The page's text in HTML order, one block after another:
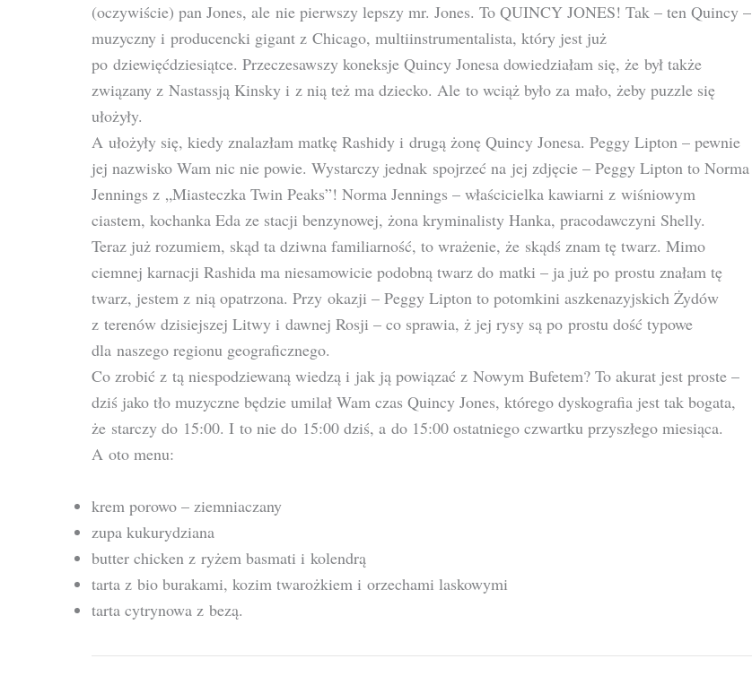
(oczywiście) pan Jones, ale nie pierwszy lepszy mr. Jones. To QUINCY JONES! Tak – ten Quincy –
muzyczny i producencki gigant z Chicago, multiinstrumentalista, który jest już
po dziewięćdziesiątce. Przeczesawszy koneksje Quincy Jonesa dowiedziałam się, że był także
związany z Nastassją Kinsky i z nią też ma dziecko. Ale to wciąż było za mało, żeby puzzle się
ułożyły.
A ułożyły się, kiedy znalazłam matkę Rashidy i drugą żonę Quincy Jonesa. Peggy Lipton – pewnie
jej nazwisko Wam nic nie powie. Wystarczy jednak spojrzeć na jej zdjęcie – Peggy Lipton to Norma
Jennings z „Miasteczka Twin Peaks”! Norma Jennings – właścicielka kawiarni z wiśniowym
ciastem, kochanka Eda ze stacji benzynowej, żona kryminalisty Hanka, pracodawczyni Shelly.
Teraz już rozumiem, skąd ta dziwna familiarność, to wrażenie, że skądś znam tę twarz. Mimo
ciemnej karnacji Rashida ma niesamowicie podobną twarz do matki – ja już po prostu znałam tę
twarz, jestem z nią opatrzona. Przy okazji – Peggy Lipton to potomkini aszkenazyjskich Żydów
z terenów dzisiejszej Litwy i dawnej Rosji – co sprawia, ż jej rysy są po prostu dość typowe
dla naszego regionu geograficznego.
Co zrobić z tą niespodziewaną wiedzą i jak ją powiązać z Nowym Bufetem? To akurat jest proste –
dziś jako tło muzyczne będzie umilał Wam czas Quincy Jones, którego dyskografia jest tak bogata,
że starczy do 15:00. I to nie do 15:00 dziś, a do 15:00 ostatniego czwartku przyszłego miesiąca.
A oto menu:
krem porowo – ziemniaczany
zupa kukurydziana
butter chicken z ryżem basmati i kolendrą
tarta z bio burakami, kozim twarożkiem i orzechami laskowymi
tarta cytrynowa z bezą.